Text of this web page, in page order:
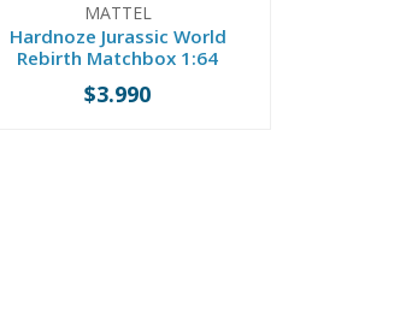
MATTEL
Hardnoze Jurassic World
Rebirth Matchbox 1:64
+
$3.990